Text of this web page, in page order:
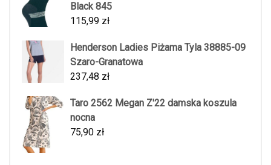
Black 845
115,99 zł
Henderson Ladies Piżama Tyla 38885-09
Szaro-Granatowa
237,48 zł
Taro 2562 Megan Z'22 damska koszula
nocna
75,90 zł